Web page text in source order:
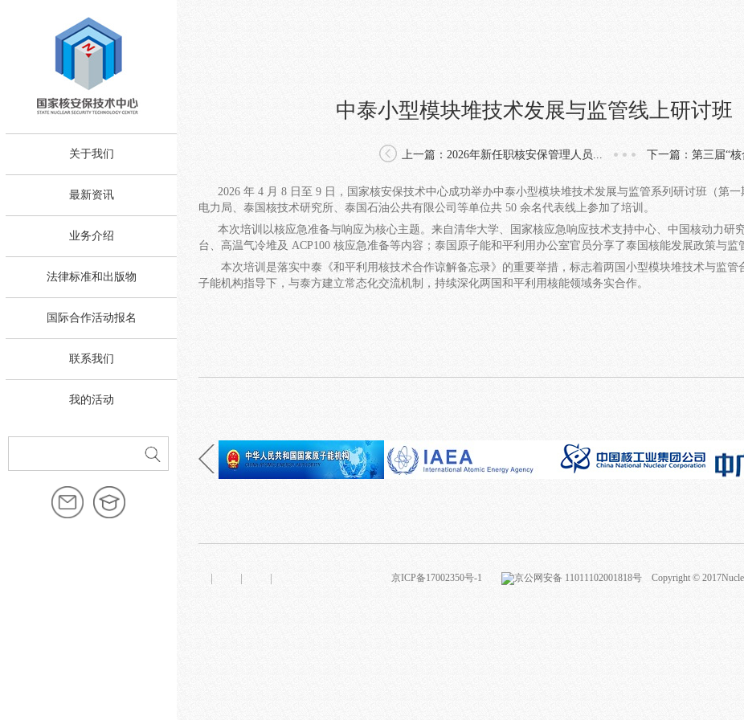
关于我们
最新资讯
业务介绍
法律标准和出版物
国际合作活动报名
联系我们
我的活动
中泰小型模块堆技术发展与监管线上研讨班
上一篇：2026年新任职核安保管理人员... 下一篇：第三届“
2026 年 4 月 8 日至 9 日，国家核安保技术中心成功举办中泰小型模块堆技术发展与监管系列研讨班（第
电力局、泰国核技术研究所、泰国石油公共有限公司等单位共 50 余名代表线上参加了培训。
本次培训以核应急准备与响应为核心主题。来自清华大学、国家核应急响应技术支持中心、中国核动力研
台、高温气冷堆及 ACP100 核应急准备等内容；泰国原子能和平利用办公室官员分享了泰国核能发展政策与监
本次培训是落实中泰《和平利用核技术合作谅解备忘录》的重要举措，标志着两国小型模块堆技术与监管
子能机构指导下，与泰方建立常态化交流机制，持续深化两国和平利用核能领域务实合作。
京ICP备17002350号-1 京公网安备 11011102001818号 Copyright ©